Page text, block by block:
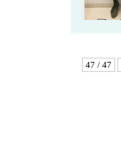
47 / 47